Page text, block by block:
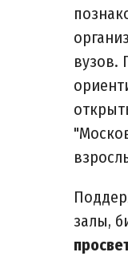
вузов.
залы,